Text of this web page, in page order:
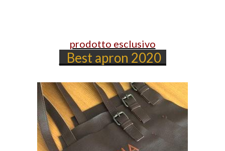
prodotto esclusivo
Best apron 2020